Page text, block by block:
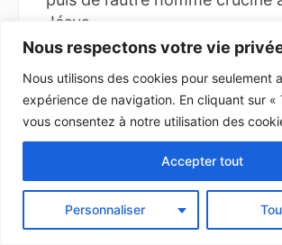
Nous respectons votre vie
Nous utilisons des cookies pour seulement
expérience de navigation. En cliquant sur «
vous consentez à notre utilisation des
Personnaliser
Accepter tout
Jésus.
Quand ils arrivèrent à Jésus,
ils ne lui brisèrent pas les
mais un des soldats avec sa
et aussitôt, il en sortit du sang
l’eau.
Celui qui a vu rend
et son témoignage est